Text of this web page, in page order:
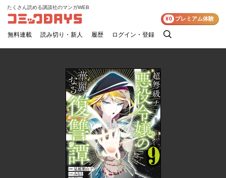
コミックDAYS
たくさん読める講談社のマンガWEB
無料連載 読み切り・新人 履歴 ログイン・登録
検
¥0 プレミアム体験